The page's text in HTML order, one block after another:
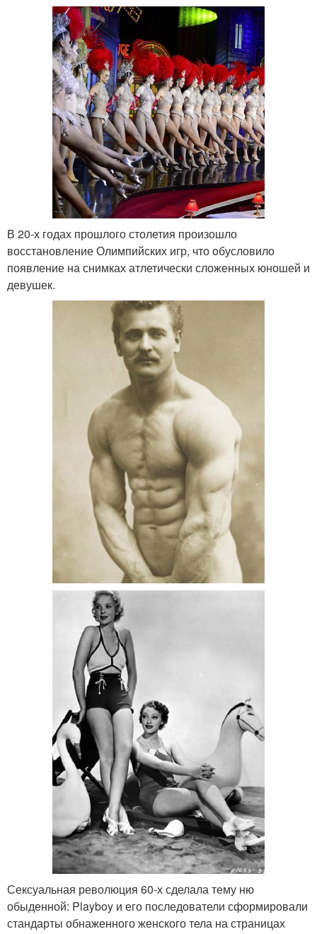
В 20-х годах прошлого столетия произошло
восстановление Олимпийских игр, что обусловило
появление на снимках атлетически сложенных юношей и
девушек.
Сексуальная революция 60-х сделала тему ню
обыденной: Playboy и его последователи сформировали
стандарты обнаженного женского тела на страницах